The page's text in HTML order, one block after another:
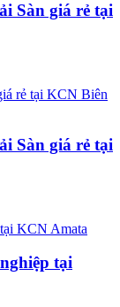
Sàn giá rẻ tại
Sàn giá rẻ tại
tại